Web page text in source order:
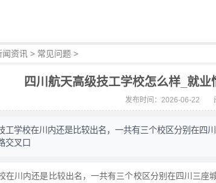
闻资讯 > 常见问题 >
四川航天高级技工学校怎么样_就
发布时间：2026-06-22
工学校在川内还是比较出名，一共有三个校区分别在四
交叉口
在川内还是比较出名，一共有三个校区分别在四川三